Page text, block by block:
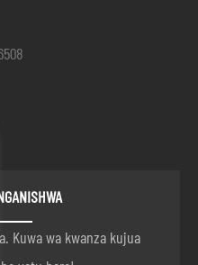
Kuwa wa kwanza kujua